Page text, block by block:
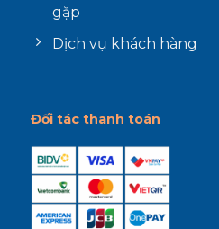
gặp
Dịch vụ khách hàng
Đối tác thanh toán